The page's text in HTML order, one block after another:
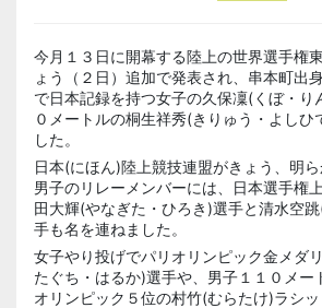
今月１３日に開幕する陸上の世界選手権
ょう（２日）追加で発表され、串本町出
で日本記録を持つ女子の久保凜(くぼ・り
０メートルの桐生祥秀(きりゅう・よしひ
した。
日本(にほん)陸上競技連盟がきょう、明ら
男子のリレーメンバーには、日本選手権
田大輝(やなぎた・ひろき)選手と清水空
手も名を連ねました。
女子やり投げでパリオリンピック金メダ
たぐち・はるか)選手や、男子１１０メー
オリンピック５位の村竹(むらたけ)ラシ